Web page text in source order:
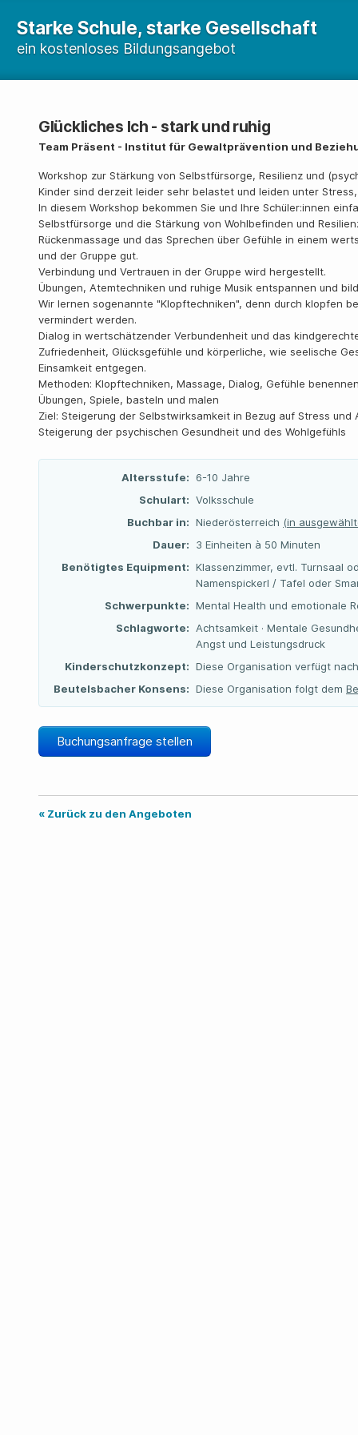
Starke Schule, starke Gesellschaft
ein kostenloses Bildungsangebot
Glückliches Ich - stark und ruhig
Team Präsent - Institut für Gewaltprävention und
Workshop zur Stärkung von Selbstfürsorge, Resilienz und
Kinder sind derzeit leider sehr belastet und leiden unter
In diesem Workshop bekommen Sie und Ihre Schüler:innen
Selbstfürsorge und die Stärkung von Wohlbefinden und
Rückenmassage und das Sprechen über Gefühle in einem
und der Gruppe gut.
Verbindung und Vertrauen in der Gruppe wird hergestellt.
Übungen, Atemtechniken und ruhige Musik entspannen und
Wir lernen sogenannte "Klopftechniken", denn durch klopfen
vermindert werden.
Dialog in wertschätzender Verbundenheit und das
Zufriedenheit, Glücksgefühle und körperliche, wie seelische
Einsamkeit entgegen.
Methoden: Klopftechniken, Massage, Dialog, Gefühle
Übungen, Spiele, basteln und malen
Ziel: Steigerung der Selbstwirksamkeit in Bezug auf Stress
Steigerung der psychischen Gesundheit und des Wohlgefühls
Altersstufe:
6-10 Jahre
Schulart: Volksschule
Buchbar in: Niederösterreich (in
Dauer:
3 Einheiten à 50 Minuten
Benötigtes Equipment: Klassenzimmer, evtl. Turnsaal
Namenspickerl / Tafel oder
Schwerpunkte: Mental Health und emotionale
Schlagworte:
Achtsamkeit · Mentale
Angst und Leistungsdruck
Kinderschutzkonzept: Diese Organisation verfügt
Beutelsbacher Konsens: Diese Organisation folgt dem
Buchungsanfrage stellen
« Zurück zu den Angeboten